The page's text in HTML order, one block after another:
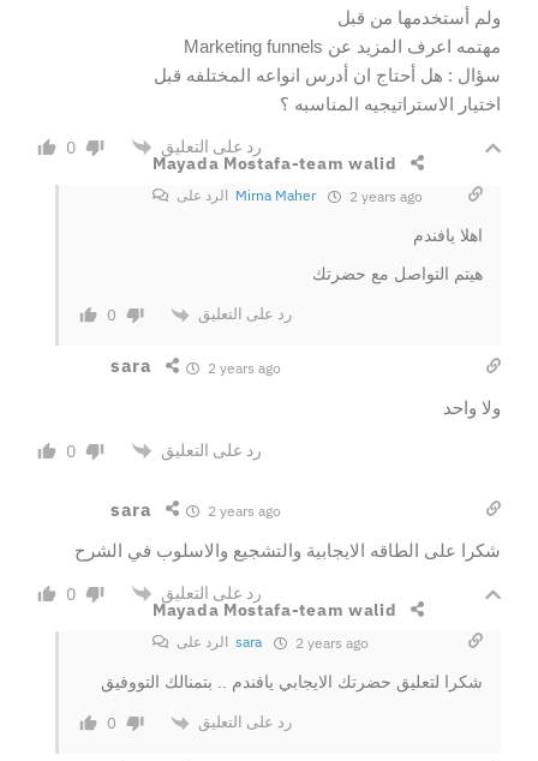
ولم أستخدمها من قبل
مهتمه اعرف المزيد عن Marketing funnels
سؤال : هل أحتاج ان أدرس انواعه المختلفه قبل
اختيار الاستراتيجيه المناسبه ؟
0 رد على التعليق
Mayada Mostafa-team walid
Mirna Maher 2 years ago
اهلا يافندم
هيتم التواصل مع حضرتك
0 رد على التعليق
sara 2 years ago
ولا واحد
0 رد على التعليق
sara 2 years ago
شكرا على الطاقه الايجابية والتشجيع والاسلوب في الشرح
0 رد على التعليق
Mayada Mostafa-team walid
sara 2 years ago
شكرا لتعليق حضرتك الايجابي يافندم .. بتمنالك التووفيق
0 رد على التعليق